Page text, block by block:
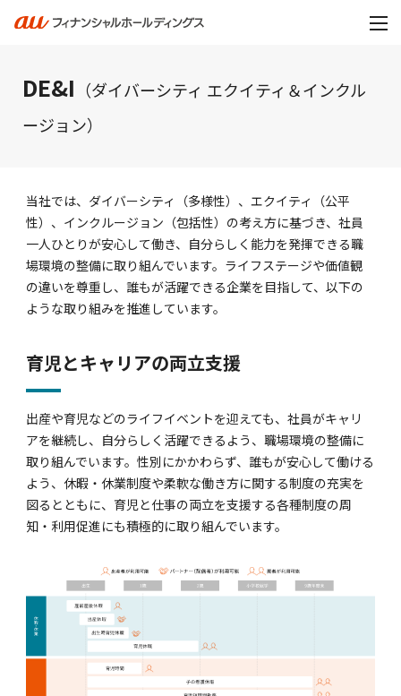
DE&I （ダイバーシティ エクイティ＆インクル
ージョン）
当社では、ダイバーシティ（多様性）、エクイティ（公平
性）、インクルージョン（包括性）の考え方に基づき、社員
一人ひとりが安心して働き、自分らしく能力を発揮できる職
場環境の整備に取り組んでいます。ライフステージや価値観
の違いを尊重し、誰もが活躍できる企業を目指して、以下の
ような取り組みを推進しています。
育児とキャリアの両立支援
出産や育児などのライフイベントを迎えても、社員がキャリ
アを継続し、自分らしく活躍できるよう、職場環境の整備に
取り組んでいます。性別にかかわらず、誰もが安心して働ける
よう、休暇・休業制度や柔軟な働き方に関する制度の充実を
図るとともに、育児と仕事の両立を支援する各種制度の周
知・利用促進にも積極的に取り組んでいます。